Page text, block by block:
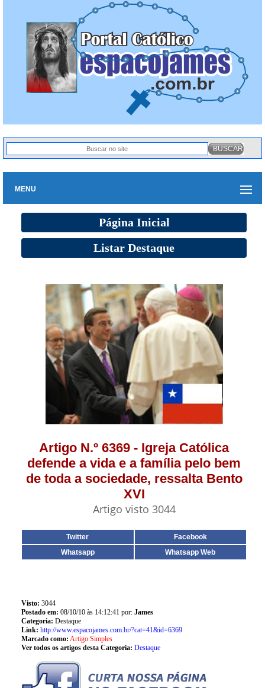
MENU
Página Inicial
Listar Destaque
Artigo N.º 6369 - Igreja Católica
defende a vida e a família pelo bem
de toda a sociedade, ressalta Bento
XVI
Artigo visto 3044
Twitter
Facebook
Whatsapp
Whatsapp Web
Visto: 3044
Postado em: 08/10/10 às 14:12:41 por: James
Categoria: Destaque
Link: http://www.espacojames.com.br/?cat=41&id=6369
Marcado como: Artigo Simples
Ver todos os artigos desta Categoria: Destaque